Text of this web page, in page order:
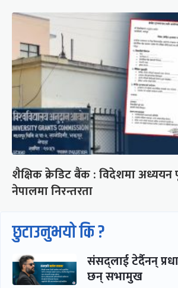
शैक्षिक क्रेडिट बैंक : विदेशमा अध्ययन
नेपालमा निरन्तरता
छुटाउनुभयो कि ?
संसद्लाई टेर्दैनन्
छन् सभामुख